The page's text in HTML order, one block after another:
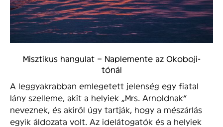
Misztikus hangulat – Naplemente az Okoboji-
tónál
A leggyakrabban emlegetett jelenség egy fiatal
lány szelleme, akit a helyiek „Mrs. Arnoldnak”
neveznek, és akiről úgy tartják, hogy a mészárlás
egyik áldozata volt. Az idelátogatók és a helyiek